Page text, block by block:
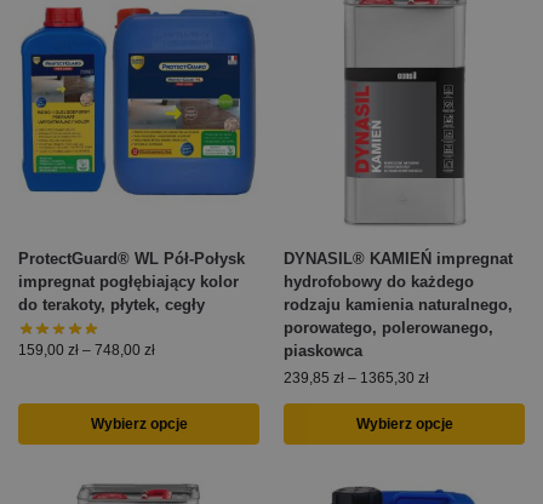
ProtectGuard® WL Pół-Połysk
impregnat pogłębiający kolor
do terakoty, płytek, cegły
159,00 zł – 748,00 zł
Wybierz opcje
DYNASIL® KAMIEŃ impregnat
hydrofobowy do każdego
rodzaju kamienia naturalnego,
porowatego, polerowanego,
piaskowca
239,85 zł – 1365,30 zł
Wybierz opcje